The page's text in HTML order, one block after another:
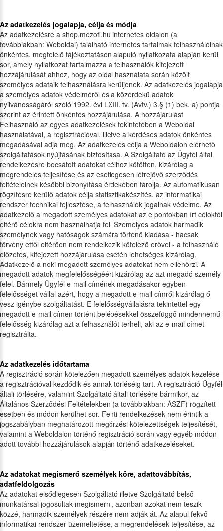
Az adatkezelés jogalapja, célja és módja
Az adatkezelésre a shop.mezofi.hu internetes oldalon (a
továbbiakban: Weboldal) található internetes tartalmak felhasználóinak
önkéntes, megfelelő tájékoztatáson alapuló nyilatkozata alapján kerül
sor, amely nyilatkozat tartalmazza a felhasználók kifejezett
hozzájárulását ahhoz, hogy az oldal használata során közölt
személyes adataik felhasználásra kerüljenek. Az adatkezelés jogalapja
a személyes adatok védelméről és a közérdekű adatok
nyilvánosságáról szóló 1992. évi LXIII. tv. (Avtv.) 3.§ (1) bek. a) pontja
szerint az érintett önkéntes hozzájárulása. A hozzájárulást
Felhasználó az egyes adatkezelések tekintetében a Weboldal
használatával, a regisztrációval, illetve a kérdéses adatok önkéntes
megadásával adja meg. Az adatkezelés célja a Weboldalon elérhető
szolgáltatások nyújtásának biztosítása. A Szolgáltató az Ügyfél által
rendelkezésre bocsátott adatokat célhoz kötötten, kizárólag a
megrendelés teljesítése és az esetlegesen létrejövő szerződés
feltételeinek későbbi bizonyítása érdekében tárolja. Az automatikusan
rögzítésre kerülő adatok célja statisztikakészítés, az informatikai
rendszer technikai fejlesztése, a felhasználók jogainak védelme. Az
adatkezelő a megadott személyes adatokat az e pontokban írt céloktól
eltérő célokra nem használhatja fel. Személyes adatok harmadik
személynek vagy hatóságok számára történő kiadása - hacsak
törvény ettől eltérően nem rendelkezik kötelező erővel - a felhasználó
előzetes, kifejezett hozzájárulása esetén lehetséges kizárólag.
Adatkezelő a neki megadott személyes adatokat nem ellenőrzi. A
megadott adatok megfelelősségéért kizárólag az azt megadó személy
felel. Bármely Ügyfél e-mail címének megadásakor egyben
felelősséget vállal azért, hogy a megadott e-mail címről kizárólag ő
vesz igénybe szolgáltatást. E felelősségvállalásra tekintettel egy
megadott e-mail címen történt belépésekkel összefüggő mindennemű
felelősség kizárólag azt a felhasználót terheli, aki az e-mail címet
regisztrálta.
Az adatkezelés időtartama
A regisztráció során kötelezően megadott személyes adatok kezelése
a regisztrációval kezdődik és annak törléséig tart. A regisztráció Ügyfél
általi törlésére, valamint Szolgáltató általi törlésére bármikor, az
Általános Szerződési Feltételekben (a továbbiakban: ÁSZF) rögzített
esetben és módon kerülhet sor. Fenti rendelkezések nem érintik a
jogszabályban meghatározott megőrzési kötelezettségek teljesítését,
valamint a Weboldalon történő regisztráció során vagy egyéb módon
adott további hozzájárulások alapján történő adatkezeléseket.
Az adatokat megismerő személyek köre, adattovábbítás,
adatfeldolgozás
Az adatokat elsődlegesen Szolgáltató illetve Szolgáltató belső
munkatársai jogosultak megismerni, azonban azokat nem teszik
közzé, harmadik személyek részére nem adják át. Az alapul fekvő
informatikai rendszer üzemeltetése, a megrendelések teljesítése, az